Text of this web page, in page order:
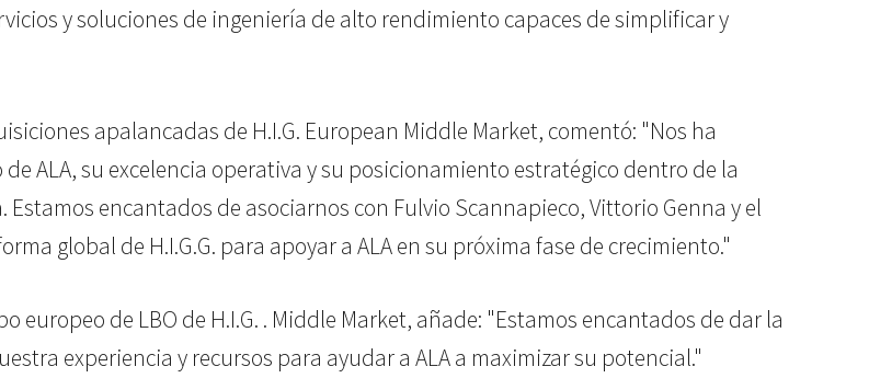
y soluciones de ingeniería de alto rendimiento capaces de simplificar y
apalancadas de H.I.G. European Middle Market, comentó: "Nos ha
ALA, su excelencia operativa y su posicionamiento estratégico dentro de la
encantados de asociarnos con Fulvio Scannapieco, Vittorio Genna y el
global de H.I.G.G. para apoyar a ALA en su próxima fase de crecimiento."
europeo de LBO de H.I.G. . Middle Market, añade: "Estamos encantados de dar la
experiencia y recursos para ayudar a ALA a maximizar su potencial."